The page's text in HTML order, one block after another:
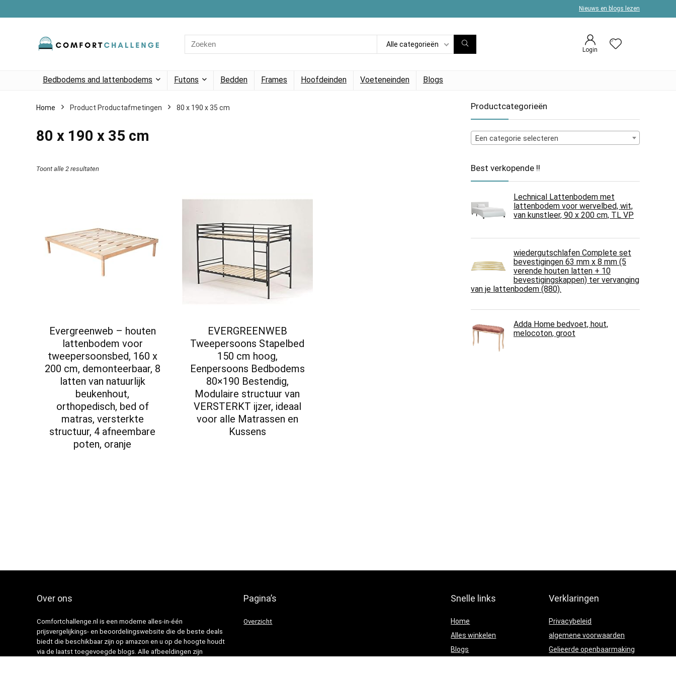
Nieuws en blogs lezen
for:
Alle categorieën
Login
Bedbodems and lattenbodems Futons Bedden Frames Hoofdeinden Voeteneinden Blogs
Home Product Productafmetingen ‎80 x 190 x 35 cm
‎80 x 190 x 35 cm
Toont alle 2 resultaten
Evergreenweb – houten
lattenbodem voor
tweepersoonsbed, 160 x
200 cm, demonteerbaar, 8
latten van natuurlijk
beukenhout,
orthopedisch, bed of
matras, versterkte
structuur, 4 afneembare
poten, oranje
EVERGREENWEB
Tweepersoons Stapelbed
150 cm hoog,
Eenpersoons Bedbodems
80×190 Bestendig,
Modulaire structuur van
VERSTERKT ijzer, ideaal
voor alle Matrassen en
Kussens
Productcategorieën
Een categorie selecteren
Best verkopende !!
Lechnical Lattenbodem met
lattenbodem voor wervelbed, wit,
van kunstleer, 90 x 200 cm, TL VP
wiedergutschlafen Complete set
bevestigingen 63 mm x 8 mm (5
verende houten latten + 10
bevestigingskappen) ter vervanging
van je lattenbodem (880).
Adda Home bedvoet, hout,
melocoton, groot
Over ons
Comfortchallenge.nl is een moderne alles-in-één
prijsvergelijkings- en beoordelingswebsite die de beste deals
biedt die beschikbaar zijn op amazon en u op de hoogte houdt
via de laatst toegevoegde blogs. Alle afbeeldingen zijn
Pagina’s
Overzicht
Snelle links
Home
Alles winkelen
Blogs
Verklaringen
Privacybeleid
algemene voorwaarden
Gelieerde openbaarmaking